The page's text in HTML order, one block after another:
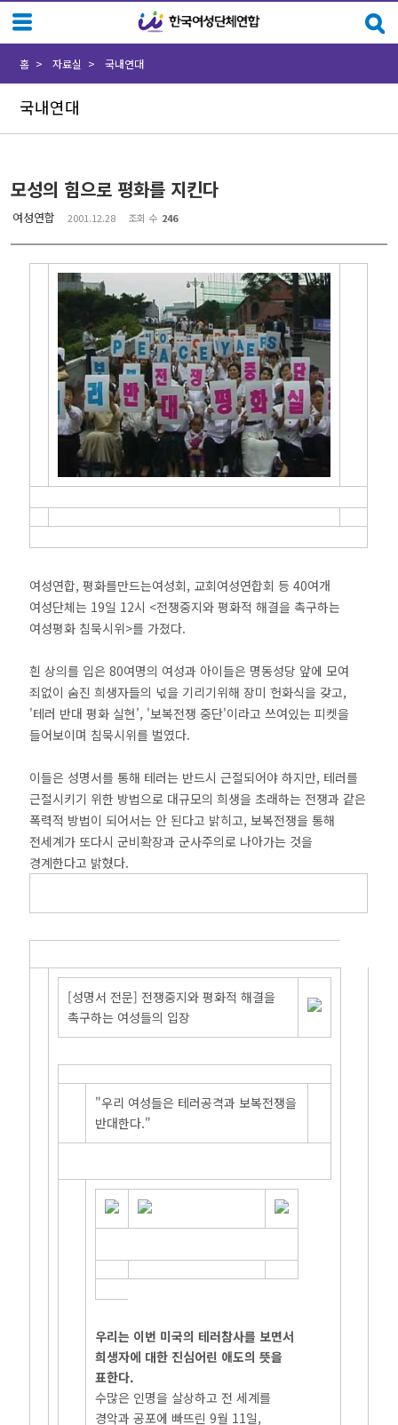
국내연대
홈 자료실 국내연대
모성의 힘으로 평화를 지킨다
여성연합 2001.12.28 조회 수 246
여성연합, 평화를만드는여성회, 교회여성연합회 등 40여개
여성단체는 19일 12시 <전쟁중지와 평화적 해결을 촉구하는
여성평화 침묵시위>를 가졌다.
흰 상의를 입은 80여명의 여성과 아이들은 명동성당 앞에 모여
죄없이 숨진 희생자들의 넋을 기리기위해 장미 헌화식을 갖고,
'테러 반대 평화 실현', '보복전쟁 중단'이라고 쓰여있는 피켓을
들어보이며 침묵시위를 벌였다.
이들은 성명서를 통해 테러는 반드시 근절되어야 하지만, 테러를
근절시키기 위한 방법으로 대규모의 희생을 초래하는 전쟁과 같은
폭력적 방법이 되어서는 안 된다고 밝히고, 보복전쟁을 통해
전세계가 또다시 군비확장과 군사주의로 나아가는 것을
경계한다고 밝혔다.
[성명서 전문] 전쟁중지와 평화적 해결을
촉구하는 여성들의 입장
"우리 여성들은 테러공격과 보복전쟁을
반대한다."
우리는 이번 미국의 테러참사를 보면서
희생자에 대한 진심어린 애도의 뜻을
표한다.
수많은 인명을 살상하고 전 세계를
경악과 공포에 빠뜨린 9월 11일,